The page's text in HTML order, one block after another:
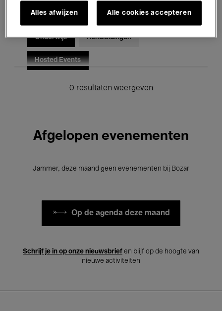
Voor iedereen Kids’ Palace
Onderwijs Rondleidingen
Hosted Events
0 resultaten weergeven
Afgelopen evenementen
Jammer, deze maand geen evenementen bij Bozar
Op de agenda deze maand
Schrijf je in op onze nieuwsbrief en blijf op de hoogte van
nieuwe activiteiten
Alles afwijzen Alle cookies accepteren